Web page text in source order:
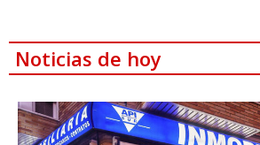
Noticias de hoy